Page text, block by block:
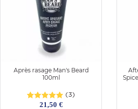
Après rasage Man's Beard
100ml
(3)
21,50 €